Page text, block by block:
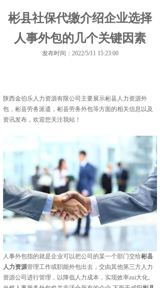
彬县社保代缴介绍企业选择
人事外包的几个关键因素
发布时间：2022/5/11 15:23:00
陕西金伯乐人力资源有限公司主要展示彬县人力资源外
包 ，彬县劳务派遣，彬县劳务外包等方面的相关信息以及
资讯发布，欢迎您关注我站！
人事外包指的就是企业可以把公司的某一个部门交给彬县
人力资源管理工作或职能外包出去，交由其他第三方人力
资源公司进行管理，以降低人力成本，实现效率zui大化。